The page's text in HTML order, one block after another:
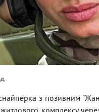
з позивним
комплексу